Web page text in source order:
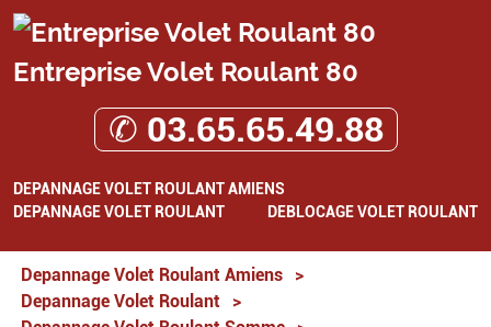
Entreprise Volet Roulant 80
✆ 03.65.65.49.88
DEPANNAGE VOLET ROULANT AMIENS
DEPANNAGE VOLET ROULANT
DEBLOCAGE VOLET ROULANT
Depannage Volet Roulant Amiens
>
Depannage Volet Roulant
>